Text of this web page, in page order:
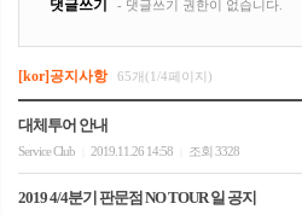
[kor]공지사항 65개(1/4페이지)
대체투어 안내
Service Club 2019.11.26 14:58 조회 3328
2019 4/4분기 판문점 NO TOUR 일 공지